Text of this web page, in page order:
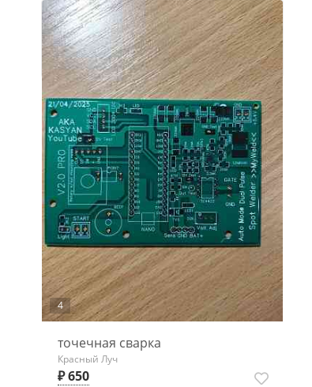
4
точечная сварка
Красный Луч
₽ 650